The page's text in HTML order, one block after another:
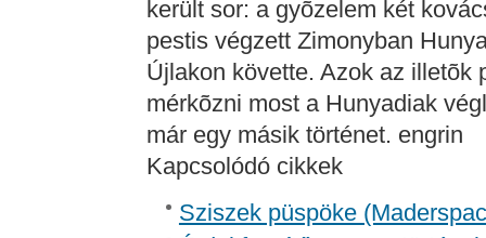
Kapcsolódó cikkek
Sziszek püspöke